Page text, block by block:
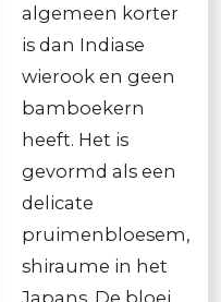
algemeen korter
is dan Indiase
wierook en geen
bamboekern
heeft. Het is
gevormd als een
delicate
pruimenbloesem,
shiraume in het
Japans. De bloei